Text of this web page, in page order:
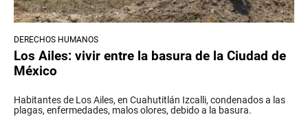
DERECHOS HUMANOS
Los Ailes: vivir entre la basura de la Ciudad de
México
Habitantes de Los Ailes, en Cuahutitlán Izcalli, condenados a las
plagas, enfermedades, malos olores, debido a la basura.